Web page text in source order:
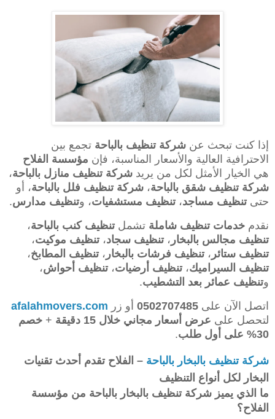
إذا كنت تبحث عن شركة تنظيف بالباحة تجمع بين
الاحترافية العالية والأسعار المناسبة، فإن مؤسسة الفلاح
هي الخيار الأمثل لكل من يريد شركة تنظيف منازل بالباحة،
شركة تنظيف شقق بالباحة، شركة تنظيف فلل بالباحة، أو
حتى تنظيف مساجد، تنظيف مستشفيات، وتنظيف مدارس.
نقدم خدمات تنظيف شاملة تشمل تنظيف كنب بالباحة،
تنظيف مجالس بالبخار ، تنظيف سجاد، تنظيف موكيت،
تنظيف ستائر ، تنظيف فرشات بالبخار ، تنظيف المطابخ،
تنظيف السيراميك، تنظيف أرضيات، تنظيف أحواش،
وتنظيف عمائر بعد التشطيب.
اتصل الآن على 0502707485 أو زر afalahmovers.com
لتحصل على عرض أسعار مجاني خلال 15 دقيقة + خصم
30% على أول طلب
.
شركة تنظيف بالبخار بالباحة – الفلاح تقدم أحدث تقنيات
البخار لكل أنواع التنظيف
ما الذي يميز شركة تنظيف بالبخار بالباحة من مؤسسة
الفلاح؟